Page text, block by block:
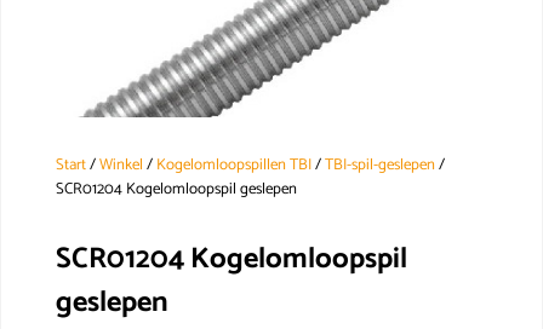
Start/Winkel/Kogelomloopspillen TBI/TBI-spil-geslepen/
SCR01204 Kogelomloopspil geslepen
SCR01204 Kogelomloopspil
geslepen